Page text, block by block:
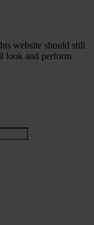
website should still
look and perform